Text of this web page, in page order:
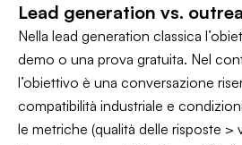
Lead generation vs.
Nella lead generation classica
demo o una prova gratuita. Nel
l’obiettivo è una conversazione
compatibilità industriale e
le metriche (qualità delle risposte >